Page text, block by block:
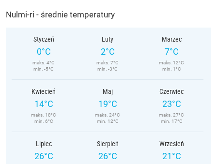
Nulmi-ri - średnie temperatury
Styczeń
0°C
maks. 4°C
min. -5°C
Luty
2°C
maks. 7°C
min. -3°C
Marzec
7°C
maks. 12°C
min. 1°C
Kwiecień
14°C
maks. 18°C
min. 6°C
Maj
19°C
maks. 24°C
min. 12°C
Czerwiec
23°C
maks. 27°C
min. 17°C
Lipiec
26°C
Sierpień
26°C
Wrzesień
21°C